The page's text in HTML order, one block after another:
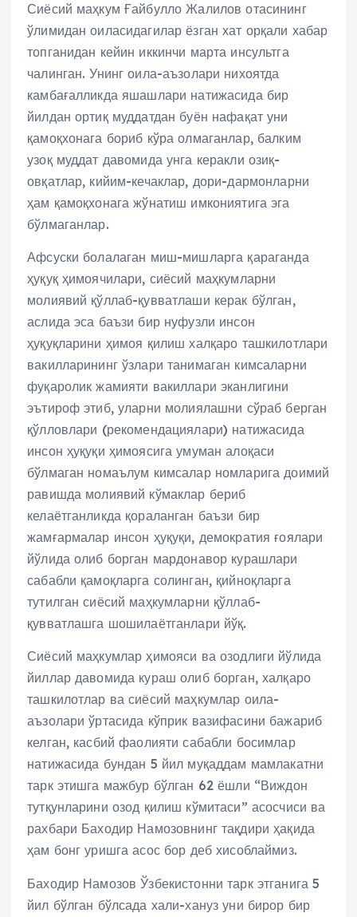
Сиёсий маҳкум Ғайбулло Жалилов отасининг
ўлимидан оиласидагилар ёзган хат орқали хабар
топганидан кейин иккинчи марта инсультга
чалинган. Унинг оила-аъзолари нихоятда
камбағалликда яшашлари натижасида бир
йилдан ортиқ муддатдан буён нафақат уни
қамоқхонага бориб кўра олмаганлар, балким
узоқ муддат давомида унга керакли озиқ-
овқатлар, кийим-кечаклар, дори-дармонларни
ҳам қамоқхонага жўнатиш имкониятига эга
бўлмаганлар.
Афсуски болалаган миш-мишларга қараганда
ҳуқуқ ҳимоячилари, сиёсий маҳкумларни
молиявий қўллаб-қувватлаши керак бўлган,
аслида эса баъзи бир нуфузли инсон
ҳуқуқларини ҳимоя қилиш халқаро ташкилотлари
вакилларининг ўзлари танимаган кимсаларни
фуқаролик жамияти вакиллари эканлигини
эътироф этиб, уларни молиялашни сўраб берган
қўлловлари (рекомендациялари) натижасида
инсон ҳуқуқи ҳимоясига умуман алоқаси
бўлмаган номаълум кимсалар номларига доимий
равишда молиявий кўмаклар бериб
келаётганликда қораланган баъзи бир
жамғармалар инсон ҳуқуқи, демократия ғоялари
йўлида олиб борган мардонавор курашлари
сабабли қамоқларга солинган, қийноқларга
тутилган сиёсий маҳкумларни қўллаб-
қувватлашга шошилаётганлари йўқ.
Сиёсий маҳкумлар ҳимояси ва озодлиги йўлида
йиллар давомида кураш олиб борган, халқаро
ташкилотлар ва сиёсий маҳкумлар оила-
аъзолари ўртасида кўприк вазифасини бажариб
келган, касбий фаолияти сабабли босимлар
натижасида бундан 5 йил муқаддам мамлакатни
тарк этишга мажбур бўлган 62 ёшли “Виждон
тутқунларини озод қилиш кўмитаси” асосчиси ва
рахбари Баходир Намозовнинг тақдири ҳақида
ҳам бонг уришга асос бор деб хисоблаймиз.
Баходир Намозов Ўзбекистонни тарк этганига 5
йил бўлган бўлсада хали-хануз уни бирор бир